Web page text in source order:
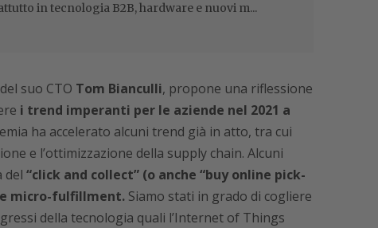
in tecnologia B2B, hardware e nuovi m...
suo CTO Tom Bianculli, propone una riflessione
i trend imperanti per le aziende nel 2021 a
ha accelerato alcuni trend già in atto, tra cui
e l’ottimizzazione della supply chain. Alcuni
del “click and collect” (o anche “buy online pick-
micro-fulfillment.Siamo stati in grado di cogliere
della tecnologia quali l’Internet of Things